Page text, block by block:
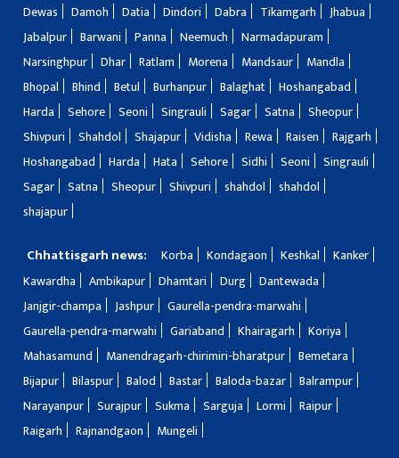
Dewas
Damoh Datia Dindori Dabra Tikamgarh
Jhabua
Jabalpur
Barwani Panna Neemuch
Narmadapuram
Narsinghpur
Dhar Ratlam Morena Mandsaur
Mandla
Bhopal
Bhind Betul Burhanpur Balaghat
Hoshangabad
Harda
Sehore Seoni Singrauli Sagar Satna
Sheopur
Shivpuri
Shahdol Shajapur Vidisha Rewa Raisen
Rajgarh
Hoshangabad
Harda Hata Sehore Sidhi Seoni
Singrauli
Sagar
Satna Sheopur Shivpuri shahdol
shahdol
shajapur
Chhattisgarh news: Korba Kondagaon Keshkal
Kanker
Kawardha
Ambikapur Dhamtari Durg
Dantewada
Janjgir-champa
Jashpur
Gaurella-pendra-marwahi
Gaurella-pendra-marwahi
Gariaband Khairagarh
Koriya
Mahasamund
Manendragarh-chirimiri-bharatpur
Bemetara
Bijapur
Bilaspur Balod Bastar Baloda-bazar
Balrampur
Narayanpur
Surajpur Sukma Sarguja Lormi
Raipur
Raigarh
Rajnandgaon Mungeli